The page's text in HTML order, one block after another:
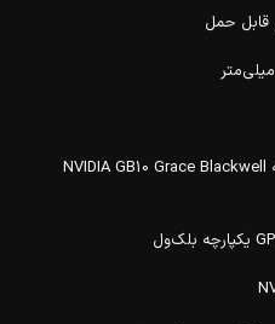
قابل حمل
• مدل تراشه اصلی: ابرتراشه یکپارچه NVIDIA GB10 Grace Blackwell